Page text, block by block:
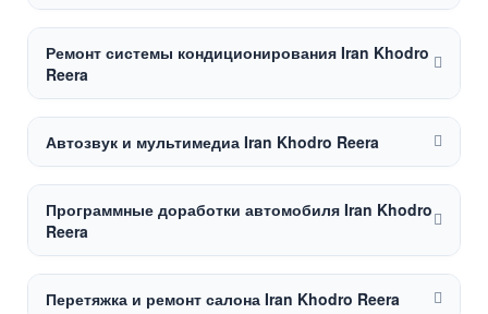
Ремонт системы кондиционирования Iran Khodro
Reera
Автозвук и мультимедиа Iran Khodro Reera
Программные доработки автомобиля Iran Khodro
Reera
Перетяжка и ремонт салона Iran Khodro Reera